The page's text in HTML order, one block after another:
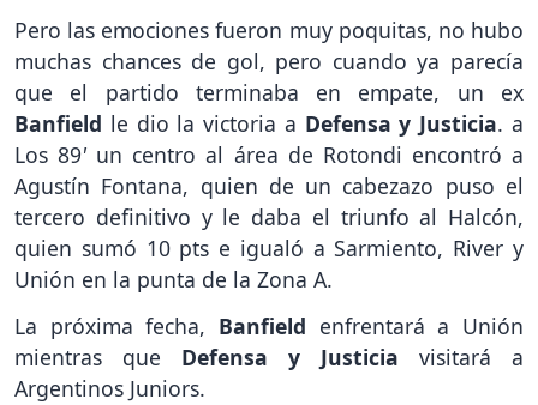
Pero las emociones fueron muy poquitas, no hubo
muchas chances de gol, pero cuando ya parecía
que el partido terminaba en empate, un ex
Banfield le dio la victoria a Defensa y Justicia. a
Los 89' un centro al área de Rotondi encontró a
Agustín Fontana, quien de un cabezazo puso el
tercero definitivo y le daba el triunfo al Halcón,
quien sumó 10 pts e igualó a Sarmiento, River y
Unión en la punta de la Zona A.
La próxima fecha, Banfield enfrentará a Unión
mientras que Defensa y Justicia visitará a
Argentinos Juniors.